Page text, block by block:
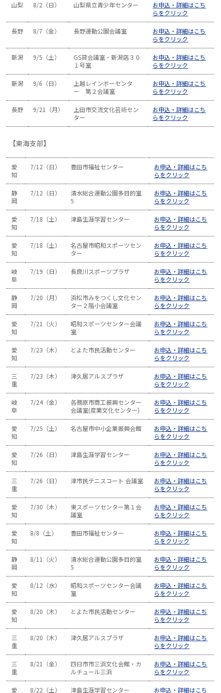
山梨 8/2（日） 山梨県立青少年センター
お申込・詳細はこち
らをクリック
長野 8/7（金） 長野運動公園会議室
お申込・詳細はこち
らをクリック
新潟 9/5（土）
GS貸会議室・新潟店３０
１号室
お申込・詳細はこち
らをクリック
新潟 9/6（日）
上越レインボーセンタ
ー 第２会議室
お申込・詳細はこち
らをクリック
長野 9/21（月）
上田市交流文化芸術セン
ター
お申込・詳細はこち
らをクリック
【東海支部】
愛
知
7/12（日） 豊田市福祉センター
お申込・詳細はこち
らをクリック
静
岡
7/12（日）
清水総合運動公園多目的室
5
お申込・詳細はこち
らをクリック
愛
知
7/18（土） 津島生涯学習センター
お申込・詳細はこち
らをクリック
愛
知
7/18（土）
名古屋市昭和スポーツセン
ター
お申込・詳細はこち
らをクリック
岐
阜
7/19（日） 長良川スポーツプラザ
お申込・詳細はこち
らをクリック
静
岡
7/20（月）
浜松市みをつくし文化セン
ター２階小会議室
お申込・詳細はこち
らをクリック
愛
知
7/21（火）
昭和スポーツセンター会議
室
お申込・詳細はこち
らをクリック
愛
知
7/23（木） とよた市民活動センター
お申込・詳細はこち
らをクリック
三
重
7/23（木） 津久居アルスプラザ
お申込・詳細はこち
らをクリック
岐
阜
7/24（金）
各務原市商工振興センター
会議室(産業文化センター)
お申込・詳細はこち
らをクリック
愛
知
7/25（土） 名古屋市中小企業振興会館
お申込・詳細はこち
らをクリック
愛
知
7/26（日） 津島生涯学習センター
お申込・詳細はこち
らをクリック
三
重
7/26（日） 津市民テニスコート 会議室
お申込・詳細はこち
らをクリック
愛
知
7/30（木）
東スポーツセンター第１会
議室
お申込・詳細はこち
らをクリック
愛
知
8/8（土） 豊田市福祉センター
お申込・詳細はこち
らをクリック
静
岡
8/11（火）
清水総合運動公園多目的室
5
お申込・詳細はこち
らをクリック
愛
知
8/12（水）
昭和スポーツセンター会議
室
お申込・詳細はこち
らをクリック
愛
知
8/20（木） とよた市民活動センター
お申込・詳細はこち
らをクリック
三
重
8/20（木） 津久居アルスプラザ
お申込・詳細はこち
らをクリック
三
重
8/21（金）
四日市市三浜文化会館・カ
ルチュール三浜
お申込・詳細はこち
らをクリック
愛 8/22（土） 津島生涯学習センター お申込・詳細はこち